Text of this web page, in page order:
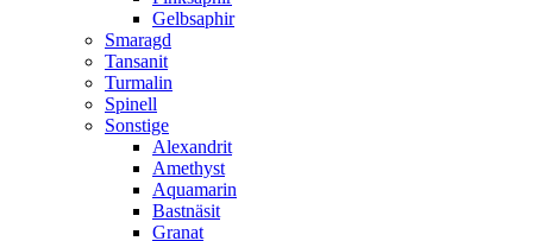
Gelbsaphir
Smaragd
Tansanit
Turmalin
Spinell
Sonstige
Alexandrit
Amethyst
Aquamarin
Bastnäsit
Granat